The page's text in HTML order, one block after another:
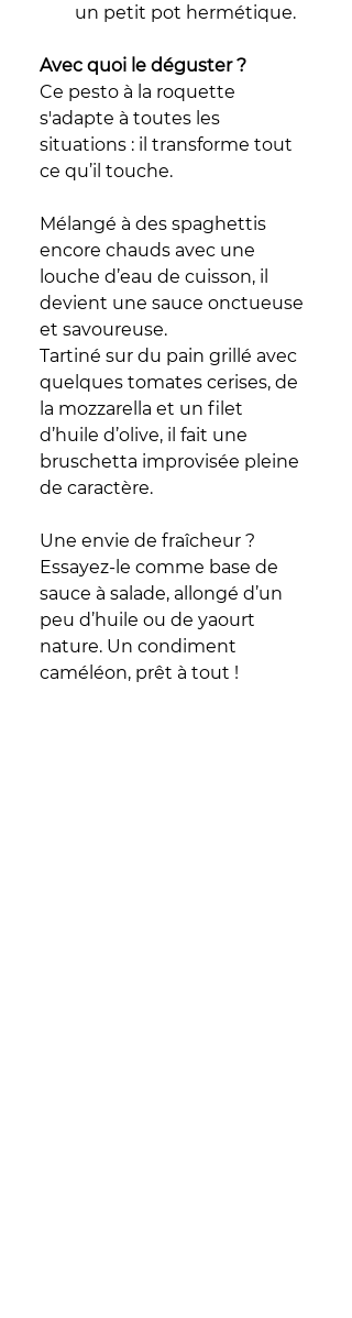
un petit pot hermétique.
Avec quoi le déguster ?
Ce pesto à la roquette
s'adapte à toutes les
situations : il transforme tout
ce qu’il touche.
Mélangé à des spaghettis
encore chauds avec une
louche d’eau de cuisson, il
devient une sauce onctueuse
et savoureuse.
Tartiné sur du pain grillé avec
quelques tomates cerises, de
la mozzarella et un filet
d’huile d’olive, il fait une
bruschetta improvisée pleine
de caractère.
Une envie de fraîcheur ?
Essayez-le comme base de
sauce à salade, allongé d’un
peu d’huile ou de yaourt
nature. Un condiment
caméléon, prêt à tout !